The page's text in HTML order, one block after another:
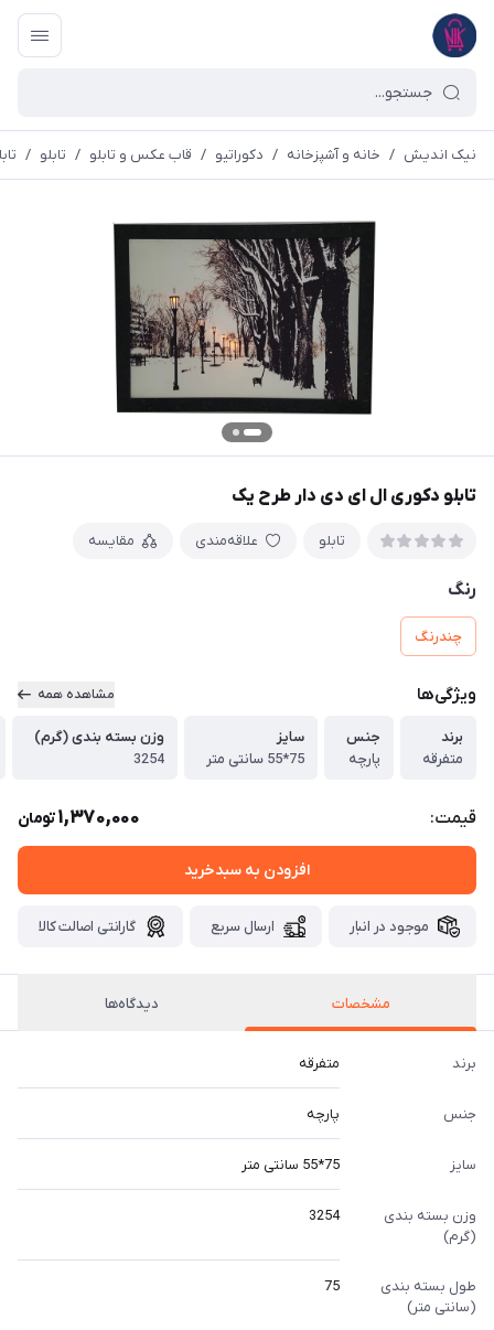
نیک اندیش / خانه و آشپزخانه / دکوراتیو / قاب عکس و تابلو / تابلو /
تابلو دکوری ال ای دی دار طرح یک
تابلو علاقه‌مندی مقایسه
رنگ
چندرنگ
ویژگی‌ها مشاهده همه
برند
متفرقه
جنس
پارچه
سایز
75*55 سانتی متر
وزن بسته بندی (گرم)
3254
قیمت: 1,370,000تومان
افزودن به سبدخرید
موجود در انبار ارسال سریع گارانتی اصالت کالا
مشخصات دیدگاه‌ها
برند متفرقه
جنس پارچه
سایز 75*55 سانتی متر
وزن بسته بندی
(گرم)
3254
طول بسته بندی
(سانتی متر)
75